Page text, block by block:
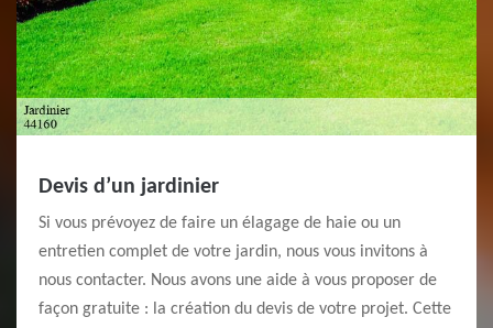
Devis d’un jardinier
Si vous prévoyez de faire un élagage de haie ou un
entretien complet de votre jardin, nous vous invitons à
nous contacter. Nous avons une aide à vous proposer de
façon gratuite : la création du devis de votre projet. Cette